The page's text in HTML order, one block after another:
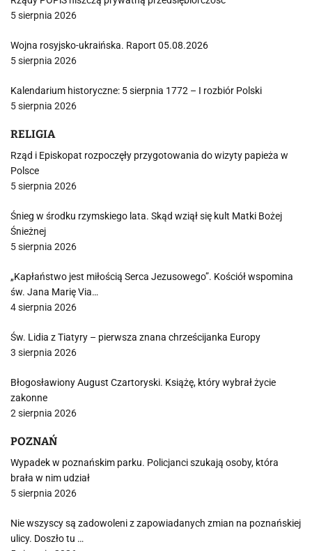
5 sierpnia 2026
Wojna rosyjsko-ukraińska. Raport 05.08.2026
5 sierpnia 2026
Kalendarium historyczne: 5 sierpnia 1772 – I rozbiór Polski
5 sierpnia 2026
RELIGIA
Rząd i Episkopat rozpoczęły przygotowania do wizyty papieża w
Polsce
5 sierpnia 2026
Śnieg w środku rzymskiego lata. Skąd wziął się kult Matki Bożej
Śnieżnej
5 sierpnia 2026
„Kapłaństwo jest miłością Serca Jezusowego”. Kościół wspomina
św. Jana Marię Via…
4 sierpnia 2026
Św. Lidia z Tiatyry – pierwsza znana chrześcijanka Europy
3 sierpnia 2026
Błogosławiony August Czartoryski. Książę, który wybrał życie
zakonne
2 sierpnia 2026
POZNAŃ
Wypadek w poznańskim parku. Policjanci szukają osoby, która
brała w nim udział
5 sierpnia 2026
Nie wszyscy są zadowoleni z zapowiadanych zmian na poznańskiej
ulicy. Doszło tu …